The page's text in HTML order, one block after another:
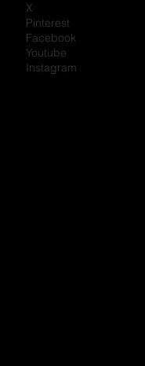
X
Pinterest
Facebook
Youtube
Instagram